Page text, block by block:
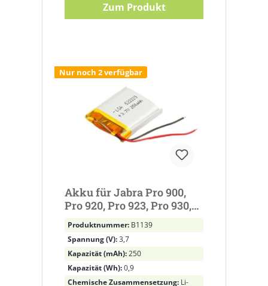
Zum Produkt
Nur noch 2 verfügbar
Akku für Jabra Pro 900,
Pro 920, Pro 923, Pro 930,
Pro 935 ersetzt
AHB52229PS Li-Polymer,
3,7V, 250mAh
Produktnummer: B1139
Spannung (V):3,7
Kapazität (mAh):250
Kapazität (Wh):0,9
Chemische Zusammensetzung: Li-